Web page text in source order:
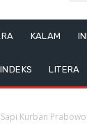
KALAM
INDEKS LITERA
Kurban